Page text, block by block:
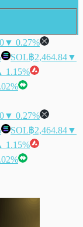
▼ 0.27%
SOL฿2,464.84▼
1.15%
▼ 0.27%
SOL฿2,464.84▼
1.15%